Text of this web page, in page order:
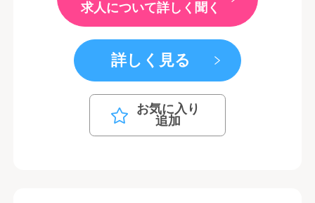
求人について詳しく聞く
詳しく見る
お気に入り
追加